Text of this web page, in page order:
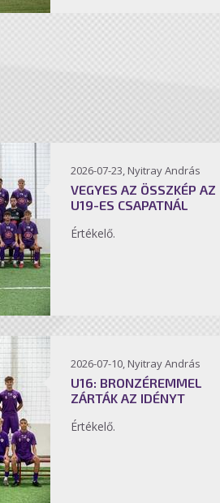
2026-07-23, Nyitray András
VEGYES AZ ÖSSZKÉP AZ
U19-ES CSAPATNÁL
Értékelő.
2026-07-10, Nyitray András
U16: BRONZÉREMMEL
ZÁRTÁK AZ IDÉNYT
Értékelő.